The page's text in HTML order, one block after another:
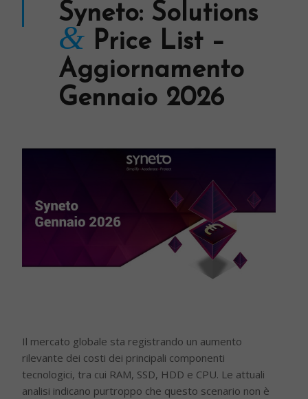
Syneto: Solutions
& Price List –
Aggiornamento
Gennaio 2026
Il mercato globale sta registrando un aumento
rilevante dei costi dei principali componenti
tecnologici, tra cui RAM, SSD, HDD e CPU. Le attuali
analisi indicano purtroppo che questo scenario non è